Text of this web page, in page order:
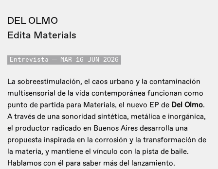
DEL OLMO
Edita Materials
Entrevista MAR 16 JUN 2026
La sobreestimulación, el caos urbano y la contaminación
multisensorial de la vida contemporánea funcionan como
punto de partida para Materials, el nuevo EP de Del Olmo.
A través de una sonoridad sintética, metálica e inorgánica,
el productor radicado en Buenos Aires desarrolla una
propuesta inspirada en la corrosión y la transformación de
la materia, y mantiene el vínculo con la pista de baile.
Hablamos con él para saber más del lanzamiento.